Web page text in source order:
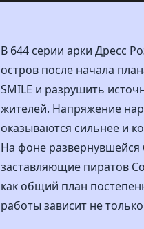
В 644 серии арки Дресс
остров после начала
SMILE и разрушить
жителей. Напряжение
оказываются сильнее и
На фоне развернувшейся
заставляющие пиратов
как общий план
работы зависит не